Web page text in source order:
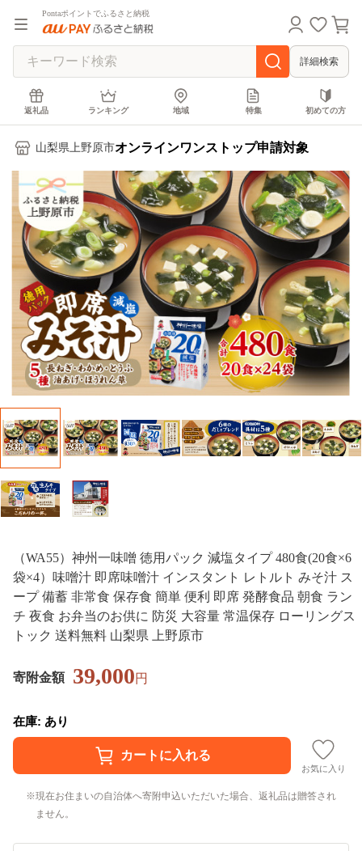
Pontaポイントでふるさと納税
詳細検索
返礼品 ランキング 地域 特集 初めての方
山梨県上野原市オンラインワンストップ申請対象
（WA55）神州一味噌 徳用パック 減塩タイプ 480食(20食×6
袋×4）味噌汁 即席味噌汁 インスタント レトルト みそ汁 ス
ープ 備蓄 非常食 保存食 簡単 便利 即席 発酵食品 朝食 ラン
チ 夜食 お弁当のお供に 防災 大容量 常温保存 ローリングス
トック 送料無料 山梨県 上野原市
寄附金額 39,000円
在庫: あり
お気に入り
現在お住まいの自治体へ寄附申込いただいた場合、返礼品は贈答され
ません。